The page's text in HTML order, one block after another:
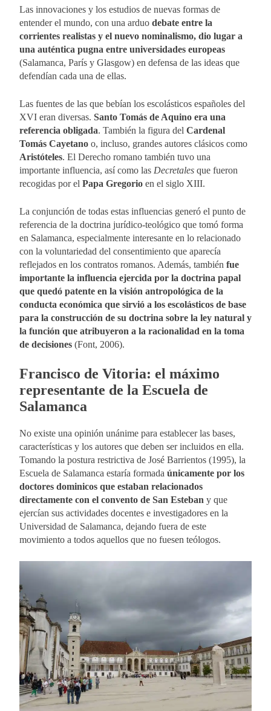
Las innovaciones y los estudios de nuevas formas de
entender el mundo, con una arduo debate entre la
corrientes realistas y el nuevo nominalismo, dio lugar a
una auténtica pugna entre universidades europeas
(Salamanca, París y Glasgow) en defensa de las ideas que
defendían cada una de ellas.
Las fuentes de las que bebían los escolásticos españoles del
XVI eran diversas. Santo Tomás de Aquino era una
referencia obligada. También la figura del Cardenal
Tomás Cayetano o, incluso, grandes autores clásicos como
Aristóteles. El Derecho romano también tuvo una
importante influencia, así como las Decretales que fueron
recogidas por el Papa Gregorio en el siglo XIII.
La conjunción de todas estas influencias generó el punto de
referencia de la doctrina jurídico-teológico que tomó forma
en Salamanca, especialmente interesante en lo relacionado
con la voluntariedad del consentimiento que aparecía
reflejados en los contratos romanos. Además, también fue
importante la influencia ejercida por la doctrina papal
que quedó patente en la visión antropológica de la
conducta económica que sirvió a los escolásticos de base
para la construcción de su doctrina sobre la ley natural y
la función que atribuyeron a la racionalidad en la toma
de decisiones (Font, 2006).
Francisco de Vitoria: el máximo
representante de la Escuela de
Salamanca
No existe una opinión unánime para establecer las bases,
características y los autores que deben ser incluidos en ella.
Tomando la postura restrictiva de José Barrientos (1995), la
Escuela de Salamanca estaría formada únicamente por los
doctores dominicos que estaban relacionados
directamente con el convento de San Esteban y que
ejercían sus actividades docentes e investigadores en la
Universidad de Salamanca, dejando fuera de este
movimiento a todos aquellos que no fuesen teólogos.